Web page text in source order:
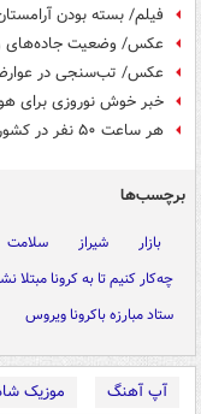
فیلم/ بسته بودن
عکس/ وضعیت جاده‌های
عکس/ تب‌سنجی در
خبر خوش نوروزی برای
هر ساعت ۵۰ نفر در کشور گرفتار کرونا می‌شوند
برچسب‌ها
بازار شیراز سلامت
چه‌کار کنیم تا به کرونا مبتلا
ستاد مبارزه باکرونا ویروس
آپ آهنگ موزیک